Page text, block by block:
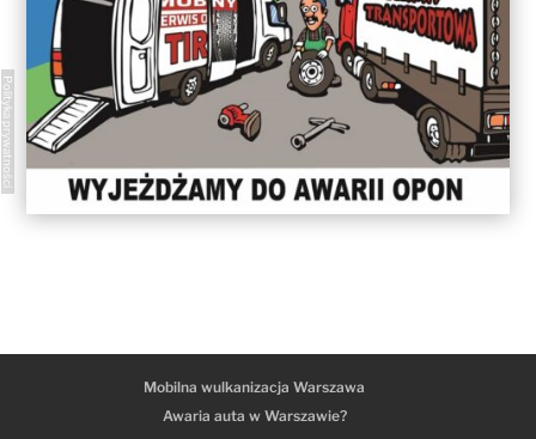
Mobilna wulkanizacja Warszawa
Awaria auta w Warszawie?
Polityka prywatności